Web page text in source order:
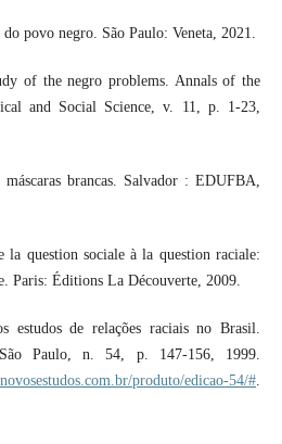
povo negro. São Paulo: Veneta, 2021.
of the negro problems. Annals of the
and Social Science, v. 11, p. 1-23,
brancas. Salvador : EDUFBA,
question sociale à la question raciale:
Paris: Éditions La Découverte, 2009.
de relações raciais no Brasil.
Paulo, n. 54, p. 147-156, 1999.
produto/edicao-54/#